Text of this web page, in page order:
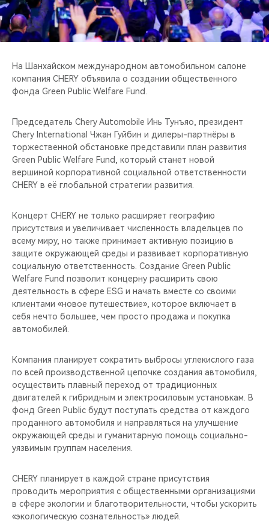
CHERY CONNECT
НАШИ МЕРОПРИЯТИЯ
CHERY ДЛЯ ДЕТЕЙ
На Шанхайском международном автомобильном салоне
компания CHERY объявила о создании общественного
фонда Green Public Welfare Fund.
Председатель Chery Automobile Инь Тунъяо, президент
Chery International Чжан Гуйбин и дилеры-партнёры в
торжественной обстановке представили план развития
Green Public Welfare Fund, который станет новой
вершиной корпоративной социальной ответственности
CHERY в её глобальной стратегии развития.
Концерт CHERY не только расширяет географию
присутствия и увеличивает численность владельцев по
всему миру, но также принимает активную позицию в
защите окружающей среды и развивает корпоративную
социальную ответственность. Создание Green Public
Welfare Fund позволит концерну расширить свою
деятельность в сфере ESG и начать вместе со своими
клиентами «новое путешествие», которое включает в
себя нечто большее, чем просто продажа и покупка
автомобилей.
Компания планирует сократить выбросы углекислого газа
по всей производственной цепочке создания автомобиля,
осуществить плавный переход от традиционных
двигателей к гибридным и электросиловым установкам. В
фонд Green Public будут поступать средства от каждого
проданного автомобиля и направляться на улучшение
окружающей среды и гуманитарную помощь социально-
уязвимым группам населения.
CHERY планирует в каждой стране присутствия
проводить мероприятия с общественными организациями
в сфере экологии и благотворительности, чтобы ускорить
«экологическую сознательность» людей.